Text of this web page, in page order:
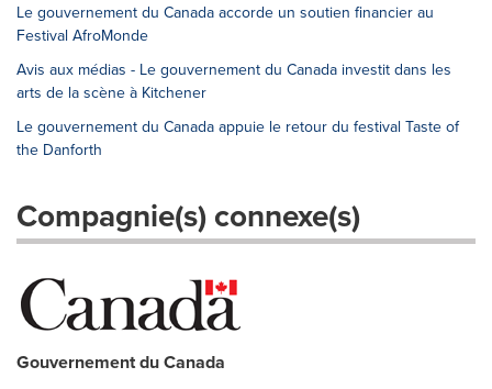
Le gouvernement du Canada accorde un soutien financier au
Festival AfroMonde
Avis aux médias - Le gouvernement du Canada investit dans les
arts de la scène à Kitchener
Le gouvernement du Canada appuie le retour du festival Taste of
the Danforth
Compagnie(s) connexe(s)
Gouvernement du Canada